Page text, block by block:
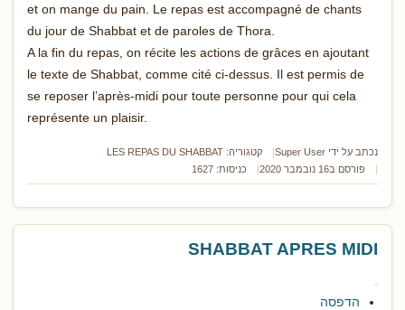
et on mange du pain. Le repas est accompagné de chants
du jour de Shabbat et de paroles de Thora.
A la fin du repas, on récite les actions de grâces en ajoutant
le texte de Shabbat, comme cité ci-dessus. Il est permis de
se reposer l’après-midi pour toute personne pour qui cela
représente un plaisir.
נכתב על ידי Super User קטגוריה: LES REPAS DU SHABBAT
פורסם ב16 נובמבר 2020
כניסות: 1627
SHABBAT APRES MIDI
הדפסה